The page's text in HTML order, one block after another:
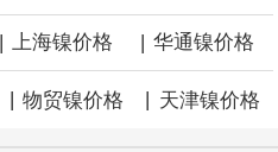
| 上海镍价格 | 华通镍价格
| 物贸镍价格 | 天津镍价格